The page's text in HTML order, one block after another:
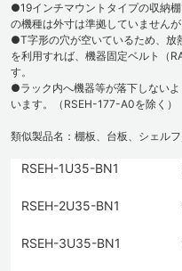
●19インチマウントタイプの収納
の機種は外寸は準拠していません
●T字形の穴が空いているため、放
を利用すれば、機器固定ベルト（
す。
●ラック内へ機器等が落下しない
います。（RSEH-177-A0を除く）
類似製品名：棚板、台板、シェル
RSEH-1U35-BN1
RSEH-2U35-BN1
RSEH-3U35-BN1